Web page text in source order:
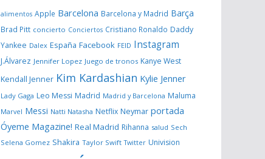
alimentos Apple Barcelona Barcelona y Madrid Barça
Brad Pitt concierto Conciertos Cristiano Ronaldo Daddy
Yankee Dalex España Facebook FEID Instagram
J.Álvarez Jennifer Lopez Juego de tronos Kanye West
Kendall Jenner Kim Kardashian Kylie Jenner
Lady Gaga Leo Messi Madrid Madrid y Barcelona Maluma
Marvel Messi Natti Natasha Netflix Neymar portada
Óyeme Magazine! Real Madrid Rihanna salud Sech
Selena Gomez Shakira Taylor Swift Twitter Univision